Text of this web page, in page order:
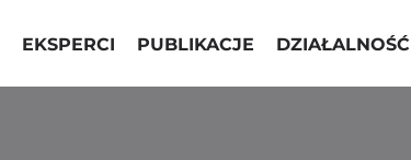
EKSPERCI PUBLIKACJE DZIAŁALNOŚĆ